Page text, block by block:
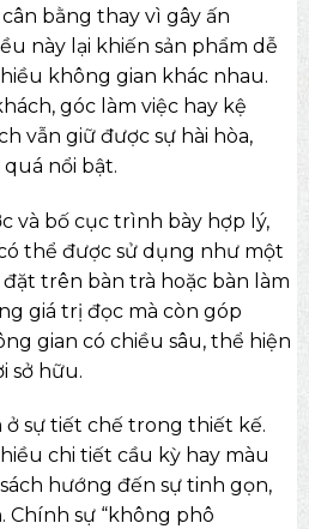
bằng thay vì gây ấn
này lại khiến sản phẩm dễ
không gian khác nhau.
góc làm việc hay kệ
vẫn giữ được sự hài hòa,
nổi bật.
và bố cục trình bày hợp lý,
thể được sử dụng như một
trên bàn trà hoặc bàn làm
giá trị đọc mà còn góp
gian có chiều sâu, thể hiện
sở hữu.
sự tiết chế trong thiết kế.
chi tiết cầu kỳ hay màu
hướng đến sự tinh gọn,
Chính sự “không phô